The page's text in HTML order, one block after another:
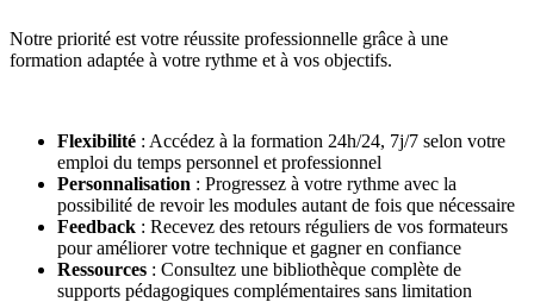
Notre priorité est votre réussite professionnelle grâce à une
formation adaptée à votre rythme et à vos objectifs.
Flexibilité : Accédez à la formation 24h/24, 7j/7 selon votre
emploi du temps personnel et professionnel
Personnalisation : Progressez à votre rythme avec la
possibilité de revoir les modules autant de fois que nécessaire
Feedback : Recevez des retours réguliers de vos formateurs
pouraméliorer votre technique et gagner en confiance
Ressources : Consultez une bibliothèque complète de
supports pédagogiques complémentaires sans limitation